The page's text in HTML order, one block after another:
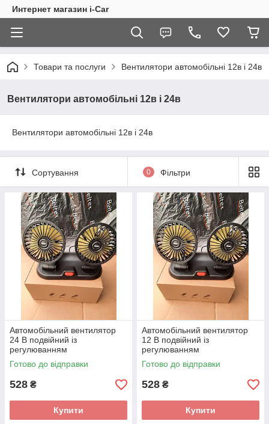
Интернет магазин i-Car
Товари та послуги Вентилятори автомобільні 12в і 24в
Вентилятори автомобільні 12в і 24в
Вентилятори автомобільні 12в і 24в
Сортування 0 Фільтри
Автомобільний вентилятор
24 В подвійний із
регулюванням
Готово до відправки
528 ₴
Купити
Автомобільний вентилятор
12 В подвійний із
регулюванням
Готово до відправки
528 ₴
Купити